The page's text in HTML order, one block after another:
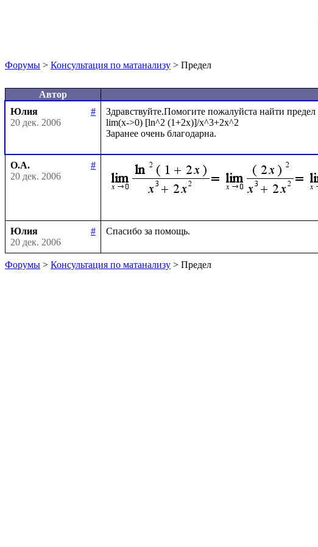
Форумы > Консультация по матанализу > Предел
Автор
Юлия
#
20 дек. 2006
Здравствуйте.Помогите пожалуйста найти предел
lim(x->0) [ln^2 (1+2x)]/x^3+2x^2
О.А.
#
20 дек. 2006
Юлия
#
20 дек. 2006
Форумы > Консультация по матанализу > Предел